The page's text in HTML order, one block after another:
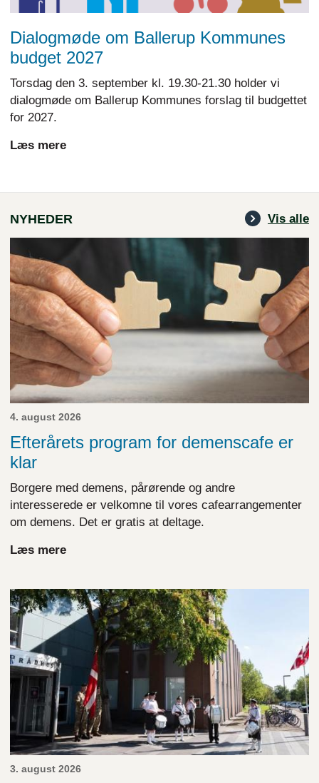
Dialogmøde om Ballerup Kommunes
budget 2027
Torsdag den 3. september kl. 19.30-21.30 holder vi
dialogmøde om Ballerup Kommunes forslag til budgettet
for 2027.
Læs mere
NYHEDER Vis alle
4. august 2026
Efterårets program for demenscafe er
klar
Borgere med demens, pårørende og andre
interesserede er velkomne til vores cafearrangementer
om demens. Det er gratis at deltage.
Læs mere
3. august 2026